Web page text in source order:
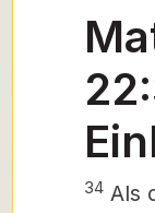
34 Als